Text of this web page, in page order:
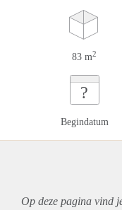
83 m2
?
Begindatum
Op deze pagina vind